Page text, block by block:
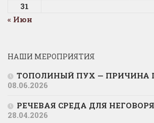
31
« Июн
НАШИ МЕРОПРИЯТИЯ
ТОПОЛИНЫЙ ПУХ — ПРИЧИНА
08.06.2026
РЕЧЕВАЯ СРЕДА ДЛЯ
28.04.2026